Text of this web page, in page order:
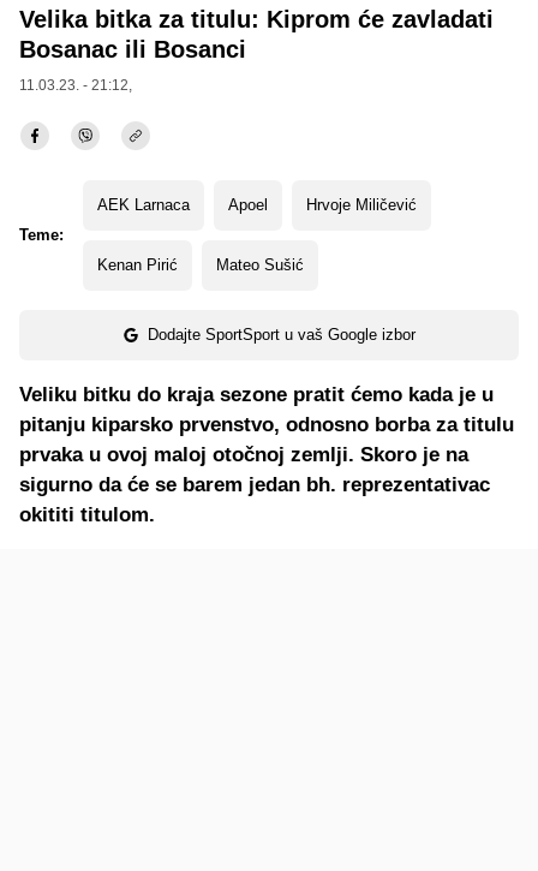
Velika bitka za titulu: Kiprom će zavladati
Bosanac ili Bosanci
11.03.23. - 21:12,
Teme:
AEK Larnaca Apoel Hrvoje Miličević
Kenan Pirić Mateo Sušić
Dodajte SportSport u vaš Google izbor
Veliku bitku do kraja sezone pratit ćemo kada je u
pitanju kiparsko prvenstvo, odnosno borba za titulu
prvaka u ovoj maloj otočnoj zemlji. Skoro je na
sigurno da će se barem jedan bh. reprezentativac
okititi titulom.